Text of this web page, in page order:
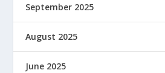
September 2025
August 2025
June 2025